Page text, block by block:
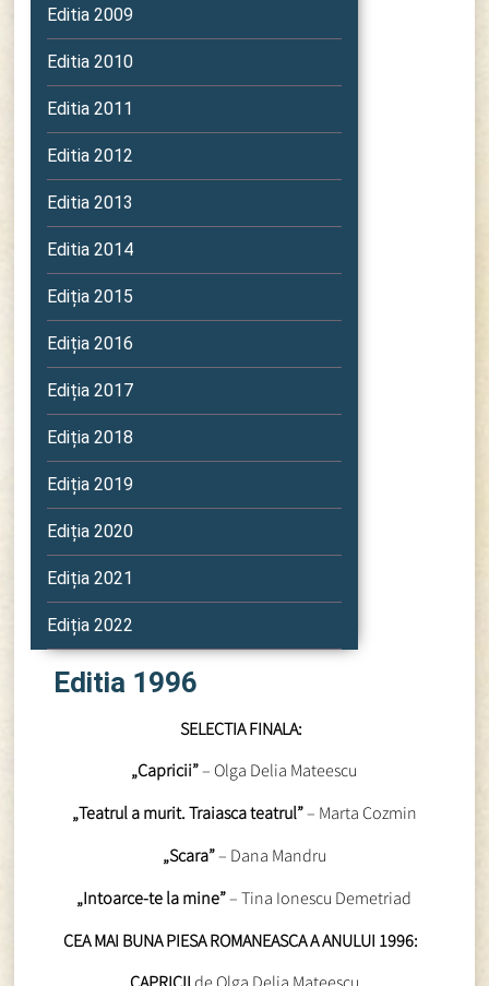
Editia 2009
Editia 2010
Editia 2011
Editia 2012
Editia 2013
Editia 2014
Ediția 2015
Ediția 2016
Ediția 2017
Ediția 2018
Ediția 2019
Ediția 2020
Ediția 2021
Ediția 2022
Editia 1996
SELECTIA FINALA:
„Capricii”– Olga Delia Mateescu
„Teatrul a murit. Traiasca teatrul”– Marta Cozmin
„Scara”– Dana Mandru
„Intoarce-te la mine”– Tina Ionescu Demetriad
CEA MAI BUNA PIESA ROMANEASCA A ANULUI 1996: